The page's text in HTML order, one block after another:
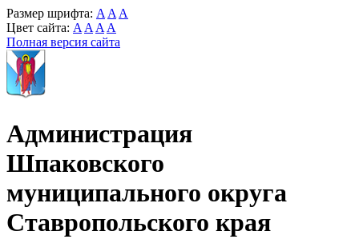
Размер шрифта: A A A
Цвет сайта: A A A A
Полная версия сайта
Администрация
Шпаковского
муниципального округа
Ставропольского края